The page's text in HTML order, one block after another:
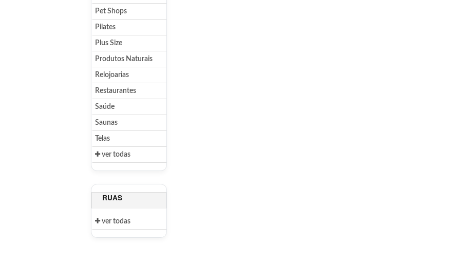
Pet Shops
Pilates
Plus Size
Produtos Naturais
Relojoarias
Restaurantes
Saúde
Saunas
Telas
ver todas
RUAS
ver todas